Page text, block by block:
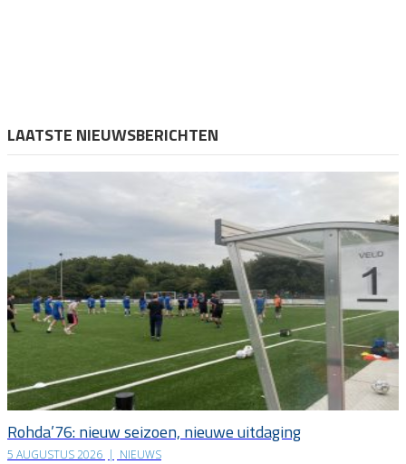
LAATSTE NIEUWSBERICHTEN
Rohda’76: nieuw seizoen, nieuwe uitdaging
5 AUGUSTUS 2026 | NIEUWS